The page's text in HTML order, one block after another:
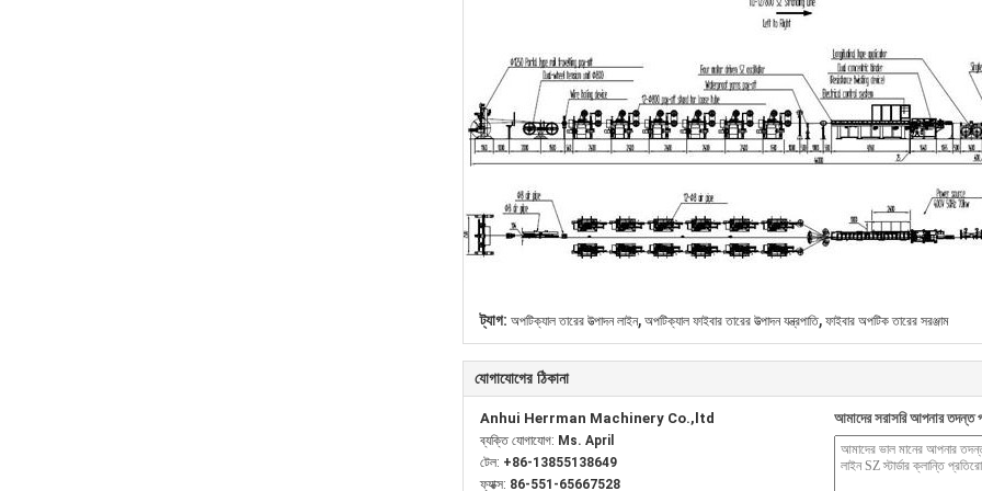
ট্যাগ: অপটিক্যাল তারের উত্পাদন লাইন, অপটিক্যাল ফাইবার তারের উত্পাদন যন্ত্রপাতি, ফাইবার অপটিক তারের সরঞ্জাম
যোগাযোগের ঠিকানা
Anhui Herrman Machinery Co.,ltd
ব্যক্তি যোগাযোগ: Ms. April
টেল: +86-13855138649
ফ্যাক্স: 86-551-65667528
আমাদের সরাসরি আপনার তদন্ত